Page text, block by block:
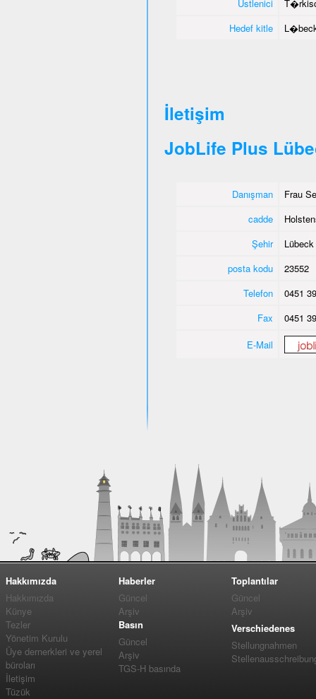
Üstlenici
Hedef kitle
İletişim
JobLife Plus
Danışman
Frau
cadde
Şehir
Lübeck
posta kodu
23552
Telefon
0451
Fax
0451
E-Mail
Hakkımızda
Hakkımızda
Künye
Tezler
Yönetim Kurulu
Üye dernerkleri ve yerel
büroları
İletişim
Tüzük
Haberler
Güncel
Arşiv
Basın
Güncel
Arşiv
TGS-H basında
Toplantılar
Güncel
Arşiv
Verschiedenes
Stellungnahmen